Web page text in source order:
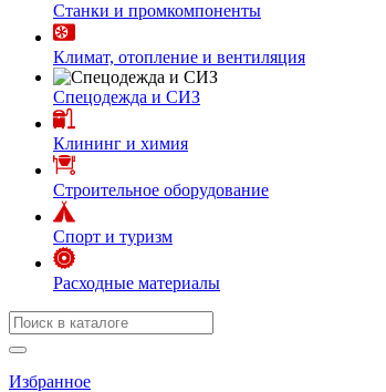
Станки и промкомпоненты
Климат, отопление и вентиляция
Спецодежда и СИЗ
Клининг и химия
Строительное оборудование
Спорт и туризм
Расходные материалы
Избранное